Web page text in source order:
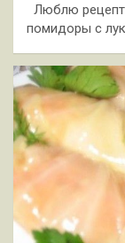
Люблю рецепт
помидоры с